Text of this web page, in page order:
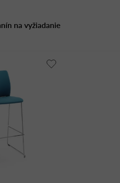
na vyžiadanie